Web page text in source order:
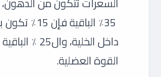
35٪ الباقية
داخل
القوة العضلية.